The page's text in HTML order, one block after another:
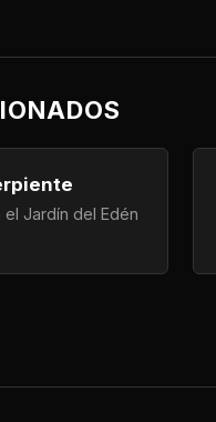
Jardín del Edén